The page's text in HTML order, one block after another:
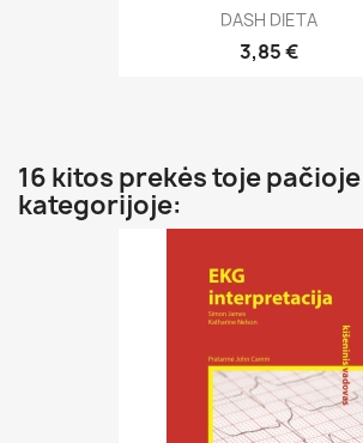
DASH DIETA
3,85 €
16 kitos prekės toje pačioje
kategorijoje: